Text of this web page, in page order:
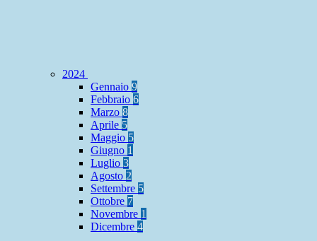
2024
Gennaio 9
Febbraio 6
Marzo 8
Aprile 5
Maggio 5
Giugno 1
Luglio 3
Agosto 2
Settembre 5
Ottobre 7
Novembre 1
Dicembre 4